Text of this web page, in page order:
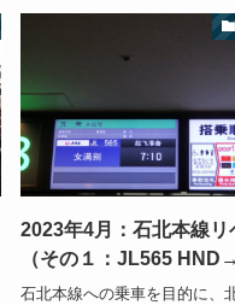
2023年4月：石北本線リ
（その１：JL565
石北本線への乗車を目的に、